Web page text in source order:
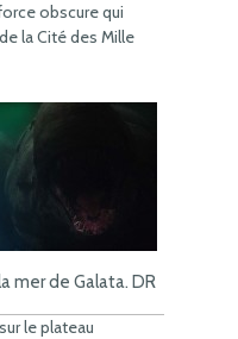
obscure qui
la Cité des Mille
mer de Galata. DR
le plateau